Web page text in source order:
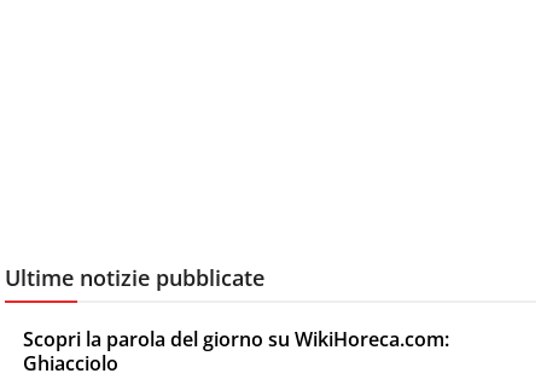
Ultime notizie pubblicate
Scopri la parola del giorno su WikiHoreca.com:
Ghiacciolo